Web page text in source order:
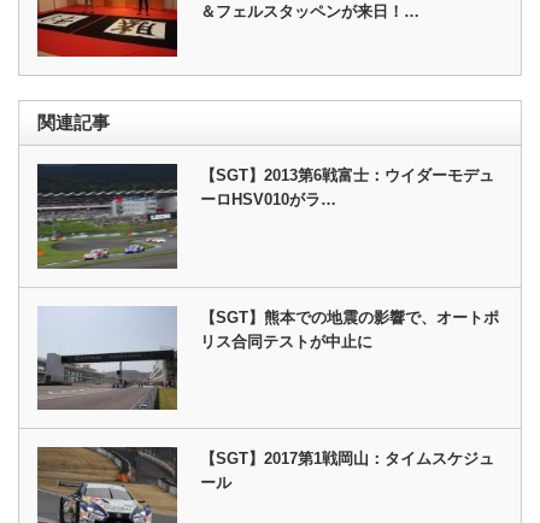
＆フェルスタッペンが来日！…
関連記事
【SGT】2013第6戦富士：ウイダーモデュ
ーロHSV010がラ…
【SGT】熊本での地震の影響で、オートポ
リス合同テストが中止に
【SGT】2017第1戦岡山：タイムスケジュ
ール